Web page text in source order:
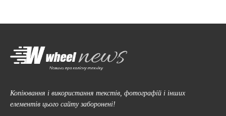
Копіювання і використання текстів, фотографій і інших
елементів цього сайту заборонені!